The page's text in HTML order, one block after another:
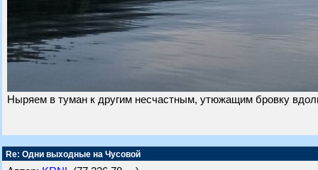
Ныряем в туман к другим несчастным, утюжащим бровку
Re: Одни выходные на Чусовой